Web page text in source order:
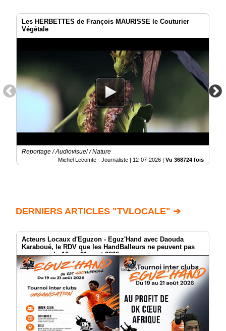
Les HERBETTES de François MAURISSE le Couturier
Végétale
Reportage / Audiovisuel / Nature
Michel Lecomte - Journaliste | 12-07-2026 | Vu 368724 fois
DERNIERS ARTICLES "TVLOCALE" ➔
Acteurs Locaux d'Eguzon - Eguz'Hand avec Daouda
Karaboué, le RDV que les HandBalleurs ne peuvent pas
manquer du 16 au 21 aout 2026